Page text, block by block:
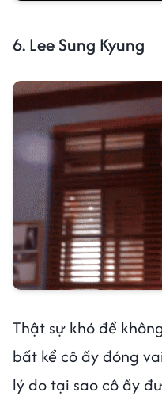
6. Lee Sung Kyung
Thật sự khó để
bất kể cô ấy đóng
lý do tại sao cô ấy